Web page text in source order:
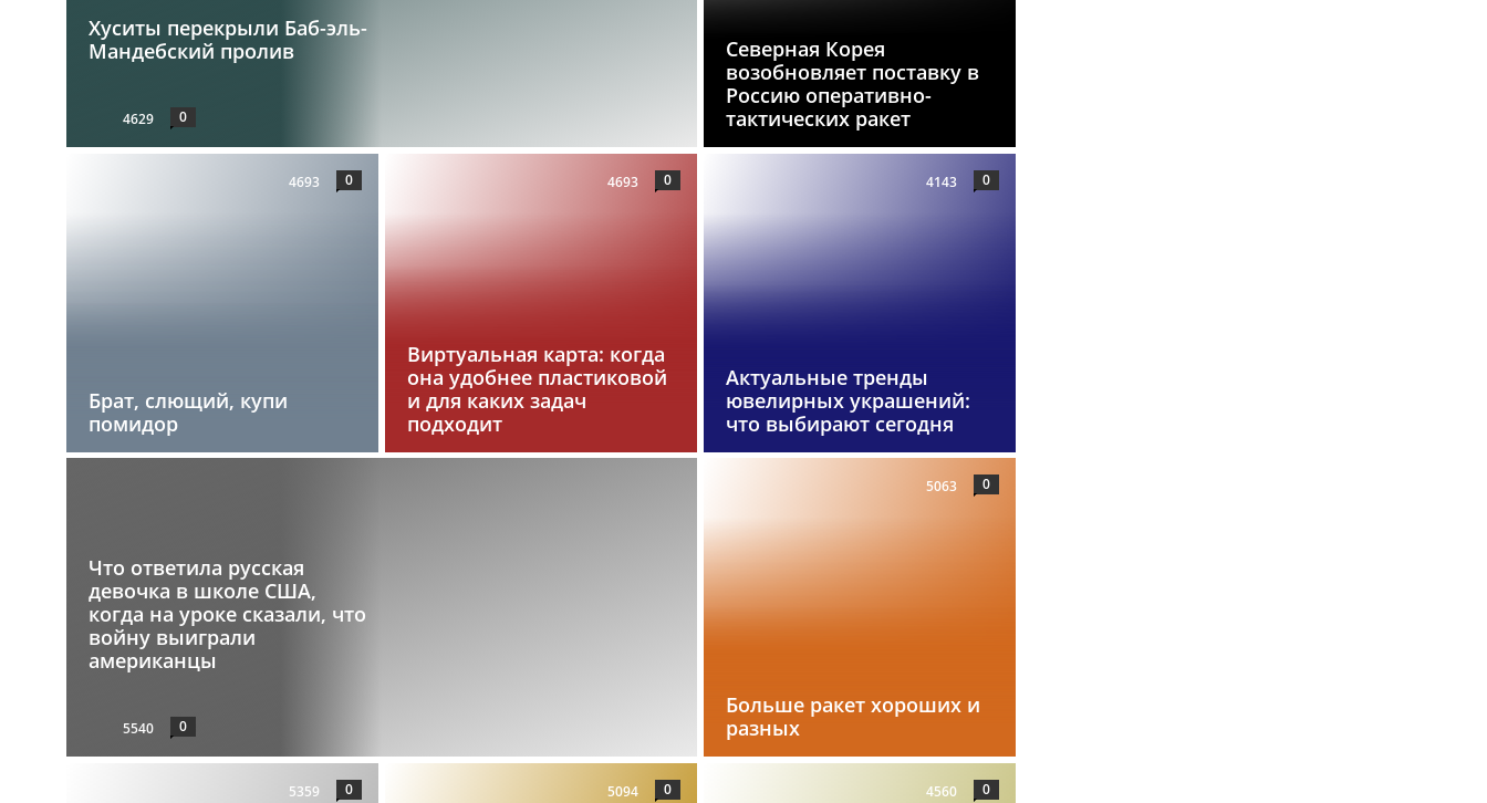
Хуситы перекрыли Баб-эль-
Мандебский пролив
4629 0
Северная Корея
возобновляет поставку в
Россию оперативно-
тактических ракет
Брат, слющий, купи
помидор
4693 0
Виртуальная карта: когда
она удобнее пластиковой
и для каких задач
подходит
4693 0
Актуальные тренды
ювелирных украшений:
что выбирают сегодня
4143 0
Что ответила русская
девочка в школе США,
когда на уроке сказали, что
войну выиграли
американцы
5540 0
Больше ракет хороших и
разных
5063 0
5359 0 5094 0 4560 0